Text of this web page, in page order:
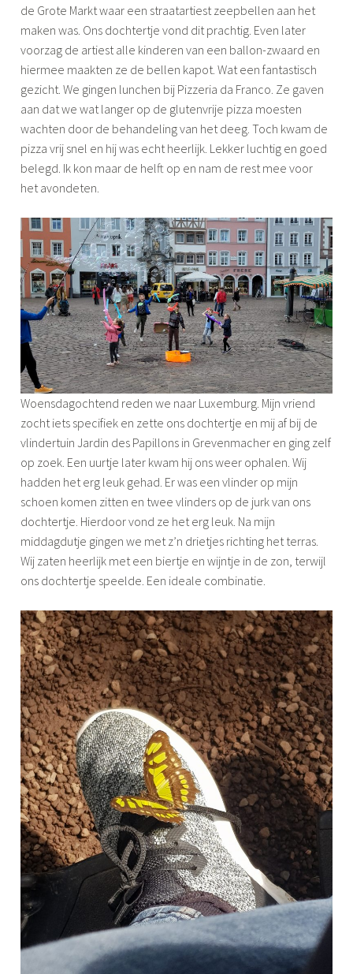
de Grote Markt waar een straatartiest zeepbellen aan het
maken was. Ons dochtertje vond dit prachtig. Even later
voorzag de artiest alle kinderen van een ballon-zwaard en
hiermee maakten ze de bellen kapot. Wat een fantastisch
gezicht. We gingen lunchen bij Pizzeria da Franco. Ze gaven
aan dat we wat langer op de glutenvrije pizza moesten
wachten door de behandeling van het deeg. Toch kwam de
pizza vrij snel en hij was echt heerlijk. Lekker luchtig en goed
belegd. Ik kon maar de helft op en nam de rest mee voor
het avondeten.
Woensdagochtend reden we naar Luxemburg. Mijn vriend
zocht iets specifiek en zette ons dochtertje en mij af bij de
vlindertuin Jardin des Papillons in Grevenmacher en ging zelf
op zoek. Een uurtje later kwam hij ons weer ophalen. Wij
hadden het erg leuk gehad. Er was een vlinder op mijn
schoen komen zitten en twee vlinders op de jurk van ons
dochtertje. Hierdoor vond ze het erg leuk. Na mijn
middagdutje gingen we met z’n drietjes richting het terras.
Wij zaten heerlijk met een biertje en wijntje in de zon, terwijl
ons dochtertje speelde. Een ideale combinatie.